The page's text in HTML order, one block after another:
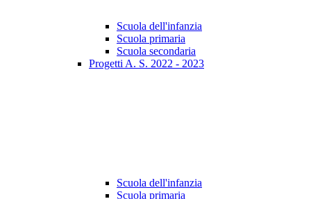
Scuola dell'infanzia
Scuola primaria
Scuola secondaria
Progetti A. S. 2022 - 2023
Scuola dell'infanzia
Scuola primaria